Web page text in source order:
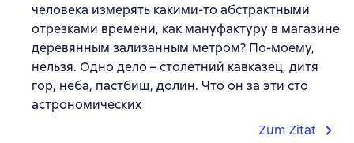
человека измерять какими-то абстрактными
отрезками времени, как мануфактуру в магазине
деревянным зализанным метром? По-моему,
нельзя. Одно дело – столетний кавказец, дитя
гор, неба, пастбищ, долин. Что он за эти сто
астрономических
Zum Zitat